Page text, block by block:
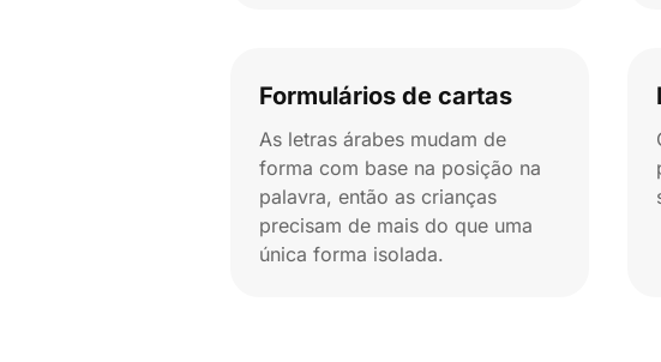
Formulários de cartas
As letras árabes mudam de
forma com base na posição na
palavra, então as crianças
precisam de mais do que uma
única forma isolada.